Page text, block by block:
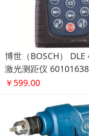
博世（BOSCH）
激光测距仪
￥599.00